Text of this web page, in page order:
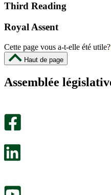
Third Reading
Royal Assent
Cette page vous a-t-elle été utile?
Haut de page
Assemblée